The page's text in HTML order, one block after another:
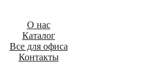
О нас
Каталог
Все для офиса
Контакты